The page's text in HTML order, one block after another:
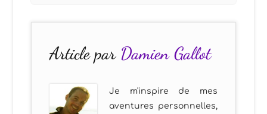
Article par Damien Gallot
Je m'inspire de mes
aventures personnelles,